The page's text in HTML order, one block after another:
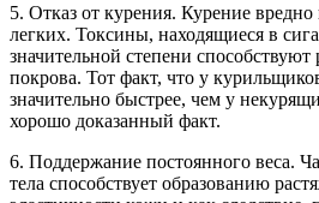
5. Отказ от курения. Курение вредно
легких. Токсины, находящиеся в
значительной степени
покрова. Тот факт, что у
значительно быстрее, чем у
хорошо доказанный факт.
6. Поддержание постоянного веса.
тела способствует образованию